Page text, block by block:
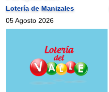
Lotería de Manizales
05 Agosto 2026